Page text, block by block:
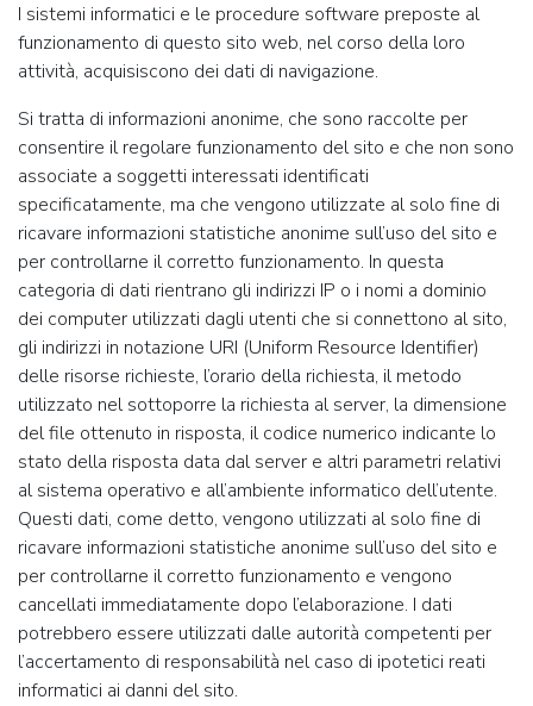
I sistemi informatici e le procedure software preposte al
funzionamento di questo sito web, nel corso della loro
attività, acquisiscono dei dati di navigazione.
Si tratta di informazioni anonime, che sono raccolte per
consentire il regolare funzionamento del sito e che non sono
associate a soggetti interessati identificati
specificatamente, ma che vengono utilizzate al solo fine di
ricavare informazioni statistiche anonime sull’uso del sito e
per controllarne il corretto funzionamento. In questa
categoria di dati rientrano gli indirizzi IP o i nomi a dominio
dei computer utilizzati dagli utenti che si connettono al sito,
gli indirizzi in notazione URI (Uniform Resource Identifier)
delle risorse richieste, l’orario della richiesta, il metodo
utilizzato nel sottoporre la richiesta al server, la dimensione
del file ottenuto in risposta, il codice numerico indicante lo
stato della risposta data dal server e altri parametri relativi
al sistema operativo e all’ambiente informatico dell’utente.
Questi dati, come detto, vengono utilizzati al solo fine di
ricavare informazioni statistiche anonime sull’uso del sito e
per controllarne il corretto funzionamento e vengono
cancellati immediatamente dopo l’elaborazione. I dati
potrebbero essere utilizzati dalle autorità competenti per
l’accertamento di responsabilità nel caso di ipotetici reati
informatici ai danni del sito.